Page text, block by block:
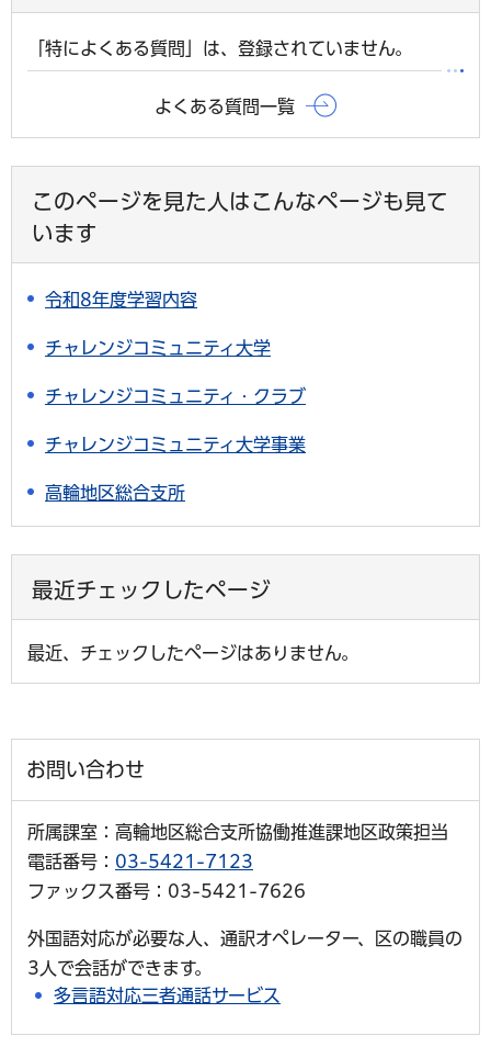
「特によくある質問」は、登録されていません。
よくある質問一覧
このページを見た人はこんなページも見て
います
令和8年度学習内容
チャレンジコミュニティ大学
チャレンジコミュニティ・クラブ
チャレンジコミュニティ大学事業
高輪地区総合支所
最近チェックしたページ
最近、チェックしたページはありません。
お問い合わせ
所属課室：高輪地区総合支所協働推進課地区政策担当
電話番号： 03-5421-7123
ファックス番号：03-5421-7626
外国語対応が必要な人、通訳オペレーター、区の職員の
3人で会話ができます。
多言語対応三者通話サービス